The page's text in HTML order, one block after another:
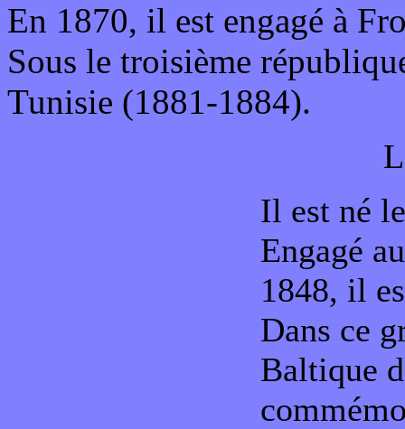
En 1870, il est engagé à
Sous le troisième
Tunisie (1881-1884).
Il est né
Engagé
1848, il
Dans ce
Baltique